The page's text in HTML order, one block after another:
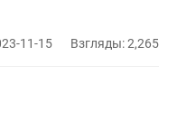
11-15 Взгляды: 2,265